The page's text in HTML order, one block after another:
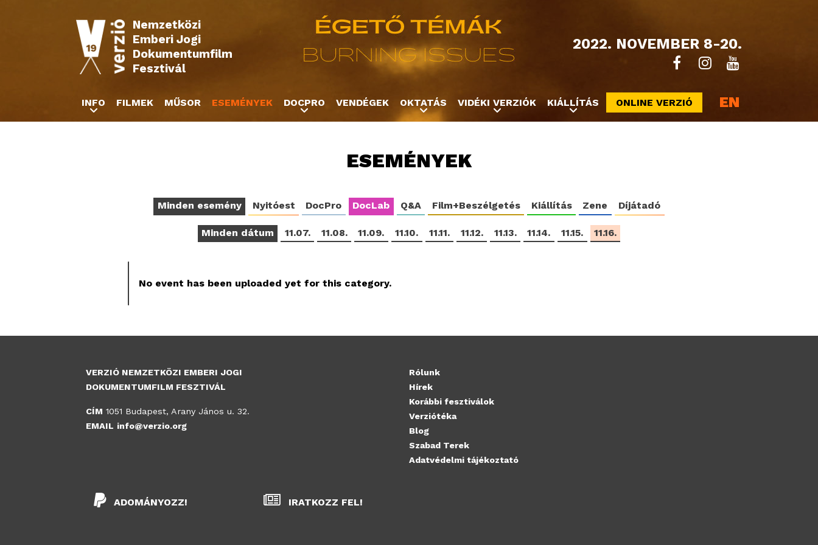
2022. NOVEMBER 8-20.
Nemzetközi
Emberi Jogi
Dokumentumfilm
Fesztivál
ESEMÉNYEK
Minden esemény Nyitóest DocPro DocLab Q&A Film+Beszélgetés Kiállítás Zene Díjátadó
Minden dátum 11.07. 11.08. 11.09. 11.10. 11.11. 11.12. 11.13. 11.14. 11.15. 11.16.
No event has been uploaded yet for this category.
INFO FILMEK MŰSOR ESEMÉNYEK DOCPRO VENDÉGEK OKTATÁS VIDÉKI VERZIÓK KIÁLLÍTÁS ONLINE VERZIÓ EN
VERZIÓ NEMZETKÖZI EMBERI JOGI
DOKUMENTUMFILM FESZTIVÁL
CÍM 1051 Budapest, Arany János u. 32.
EMAIL info@verzio.org
ADOMÁNYOZZ! IRATKOZZ FEL!
Rólunk
Hírek
Korábbi fesztiválok
Verziótéka
Blog
Szabad Terek
Adatvédelmi tájékoztató